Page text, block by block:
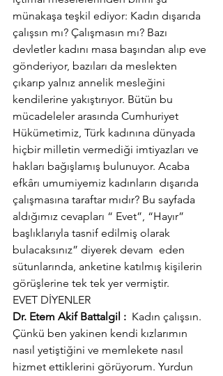
münakaşa teşkil ediyor: Kadın dışarıda
çalışsın mı? Çalışmasın mı? Bazı
devletler kadını masa başından alıp eve
gönderiyor, bazıları da meslekten
çıkarıp yalnız annelik mesleğini
kendilerine yakıştırıyor. Bütün bu
mücadeleler arasında Cumhuriyet
Hükümetimiz, Türk kadınına dünyada
hiçbir milletin vermediği imtiyazları ve
hakları bağışlamış bulunuyor. Acaba
efkârı umumiyemiz kadınların dışarıda
çalışmasına taraftar mıdır? Bu sayfada
aldığımız cevapları “ Evet”, “Hayır”
başlıklarıyla tasnif edilmiş olarak
bulacaksınız” diyerek devam  eden
sütunlarında, anketine katılmış kişilerin
görüşlerine tek tek yer vermiştir.
EVET DİYENLER
Dr. Etem Akif Battalgil : Kadın çalışsın.
Çünkü ben yakinen kendi kızlarımın
nasıl yetiştiğini ve memlekete nasıl
hizmet ettiklerini görüyorum. Yurdun